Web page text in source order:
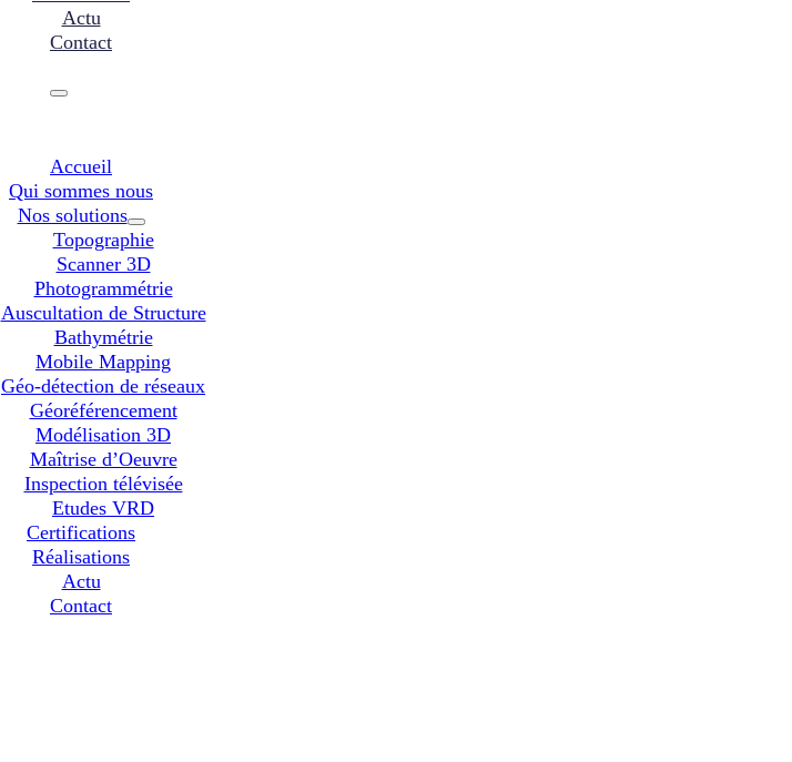
Actu
Contact
Accueil
Qui sommes nous
Nos solutions
Topographie
Scanner 3D
Photogrammétrie
Auscultation de Structure
Bathymétrie
Mobile Mapping
Géo-détection de réseaux
Géoréférencement
Modélisation 3D
Maîtrise d’Oeuvre
Inspection télévisée
Etudes VRD
Certifications
Réalisations
Actu
Contact